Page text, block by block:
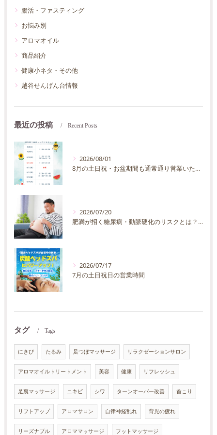
腸活・ファスティング
お悩み別
アロマオイル
商品紹介
健康小ネタ・その他
越谷せんげん台情報
最近の投稿 Recent Posts
2026/08/01
8月の土日祝・お盆期間も通常通り営業いたします
2026/07/20
肥満が招く糖尿病・動脈硬化のリスクとは？30代40代男性が今すぐ始めたい予防法を徹底解説
2026/07/17
7月の土日祝日の営業時間
タグ Tags
にきび たるみ 足つぼマッサージ リラクゼーションサロン
アロマオイルトリートメント 美容 健康 リフレッシュ
足裏マッサージ ニキビ シワ ターンオーバー改善 首こり
リフトアップ アロマサロン 自律神経乱れ 育児の疲れ
リーズナブル アロママッサージ フットマッサージ